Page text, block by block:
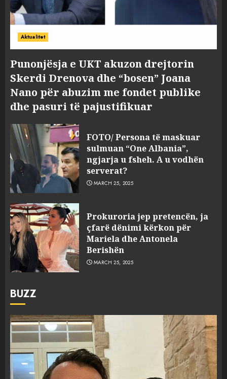
Aktualitet
Punonjësja e UKT akuzon drejtorin
Skerdi Drenova dhe “bosen” Joana
Nano për abuzim me fondet publike
dhe pasuri të pajustifikuar
FOTO/ Persona të maskuar
sulmuan “One Albania”,
ngjarja u fsheh. A u vodhën
serverat?
MARCH 25, 2025
Prokuroria jep pretencën, ja
çfarë dënimi kërkon për
Mariela dhe Antonela
Berishën
MARCH 25, 2025
BUZZ